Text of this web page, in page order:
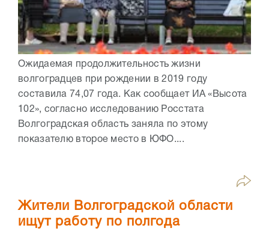
Ожидаемая продолжительность жизни
волгоградцев при рождении в 2019 году
составила 74,07 года. Как сообщает ИА «Высота
102», согласно исследованию Росстата
Волгоградская область заняла по этому
показателю второе место в ЮФО....
Жители Волгоградской области
ищут работу по полгода